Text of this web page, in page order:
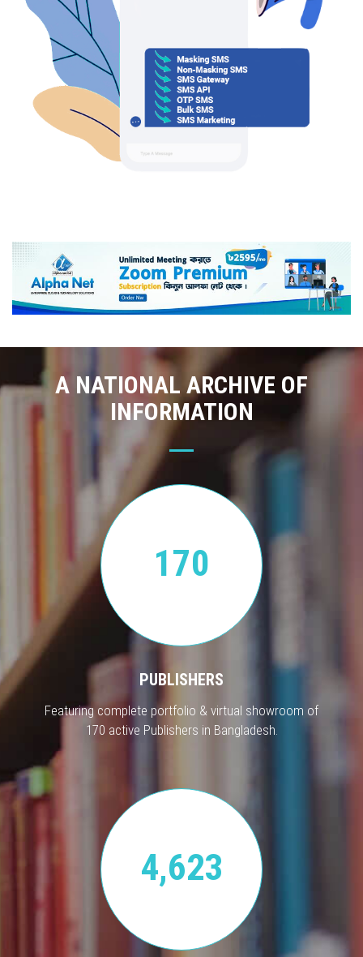
A NATIONAL ARCHIVE OF
INFORMATION
170
PUBLISHERS
Featuring complete portfolio & virtual showroom of
170 active Publishers in Bangladesh.
4,623